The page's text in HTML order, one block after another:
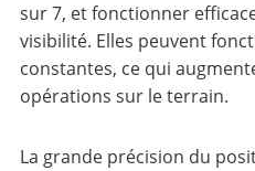
sur 7, et fonctionner
visibilité. Elles peuvent
constantes, ce qui
opérations sur le terrain.
La grande précision du